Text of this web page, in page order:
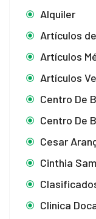
Alquiler
Artículos
Artículos
Artículos
Centro De
Centro De
Cesar
Cinthia
Clinica